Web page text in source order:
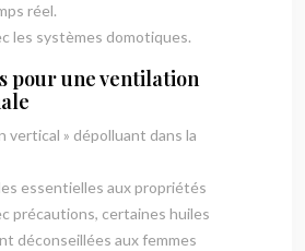
réel.
les systèmes domotiques.
pour une ventilation
vertical » dépolluant dans la
essentielles aux propriétés
précautions, certaines huiles
déconseillées aux femmes